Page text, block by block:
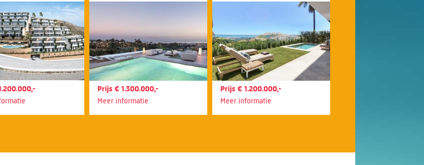
Prijs € 1.300.000,-
Meer informatie
Prijs € 1.200.000,-
Meer informatie